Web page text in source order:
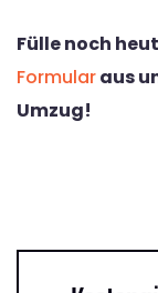
Fülle noch
Formularaus
Umzug!